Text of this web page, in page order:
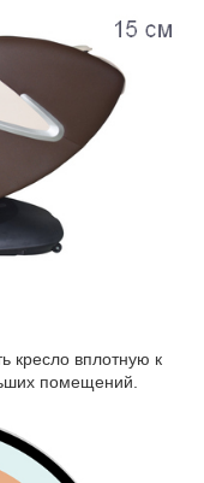
кресло вплотную к
помещений.